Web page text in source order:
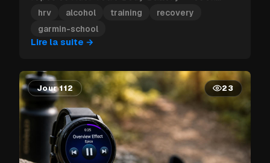
plein bloc d'entraînement, ce coup porté à la
récupération peut vous coûter plus qu'une
seule journée.
hrv alcohol training
recovery
garmin-school
Lire la suite →
Jour 112 23